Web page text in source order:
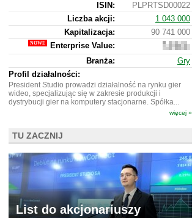
ISIN:
PLPRTSD00022
Liczba akcji:
1 043 000
Kapitalizacja:
90 741 000
Enterprise Value:
473
000
Branża:
Gry
Profil działalności:
President Studio prowadzi działalność na rynku gier
wideo, specjalizując się w zakresie produkcji i
dystrybucji gier na komputery stacjonarne. Spółka...
więcej »
TU ZACZNIJ
List do akcjonariuszy